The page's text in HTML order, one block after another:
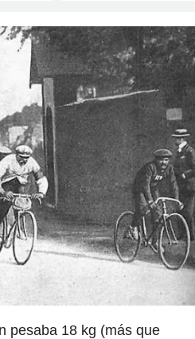
pesaba 18 kg (más que